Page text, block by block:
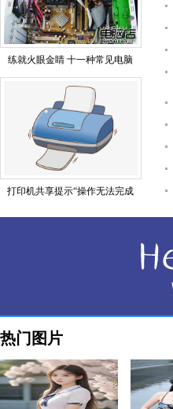
练就火眼金睛 十一种常见电脑
打印机共享提示“操作无法完成
热门图片